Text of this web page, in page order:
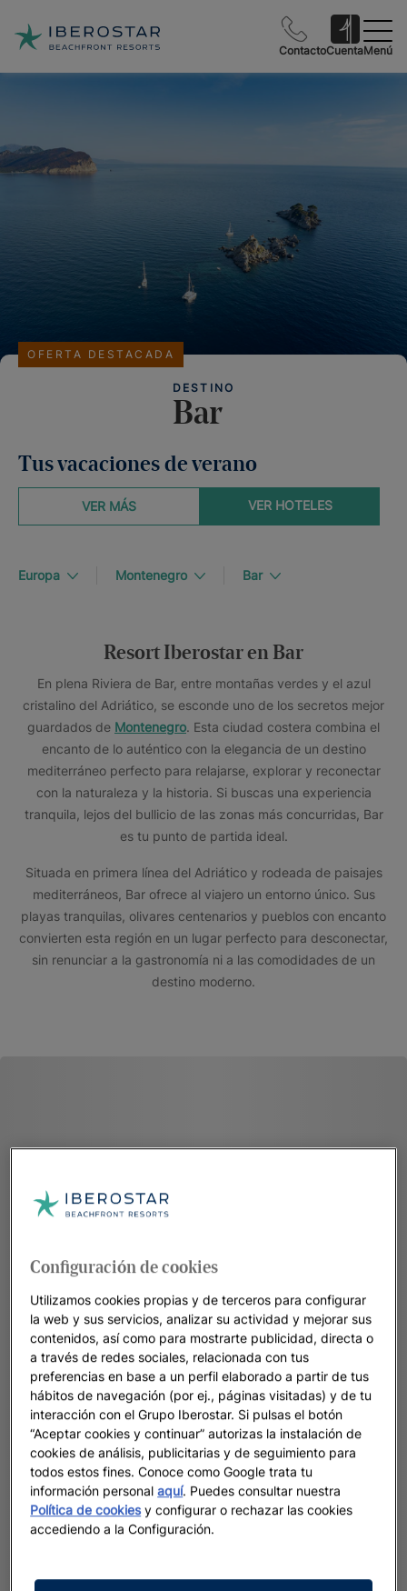
ContactoCuentaMenú
DESTINO
Bar
OFERTA DESTACADA
Tus vacaciones de verano
VER HOTELES
VER MÁS
Europa Montenegro Bar
Resort Iberostar en Bar
En plena Riviera de Bar, entre montañas verdes y el azul
cristalino del Adriático, se esconde uno de los secretos mejor
guardados de Montenegro. Esta ciudad costera combina el
encanto de lo auténtico con la elegancia de un destino
mediterráneo perfecto para relajarse, explorar y reconectar
con la naturaleza y la historia. Si buscas una experiencia
tranquila, lejos del bullicio de las zonas más concurridas, Bar
es tu punto de partida ideal.
Situada en primera línea del Adriático y rodeada de paisajes
mediterráneos, Bar ofrece al viajero un entorno único. Sus
playas tranquilas, olivares centenarios y pueblos con encanto
convierten esta región en un lugar perfecto para desconectar,
sin renunciar a la gastronomía ni a las comodidades de un
destino moderno.
Configuración de cookies
Utilizamos cookies propias y de terceros para configurar
la web y sus servicios, analizar su actividad y mejorar sus
contenidos, así como para mostrarte publicidad, directa o
a través de redes sociales, relacionada con tus
preferencias en base a un perfil elaborado a partir de tus
hábitos de navegación (por ej., páginas visitadas) y de tu
interacción con el Grupo Iberostar. Si pulsas el botón
“Aceptar cookies y continuar” autorizas la instalación de
cookies de análisis, publicitarias y de seguimiento para
todos estos fines. Conoce como Google trata tu
información personalaquí. Puedes consultar nuestra
Política de cookiesy configurar o rechazar las cookies
accediendo a la Configuración.